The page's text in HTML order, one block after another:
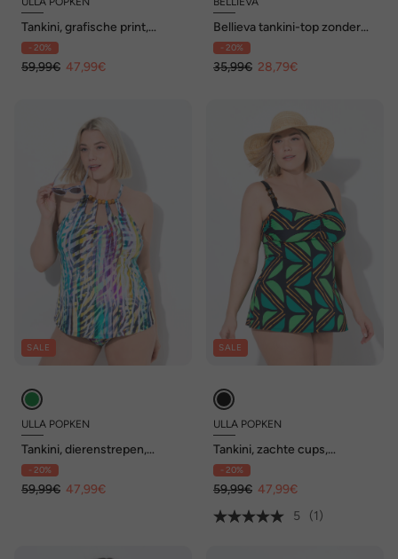
Tankini, grafische print,
zachte cups, gerecycled
- 20%
59,99€ 47,99€
Bellieva tankini-top zonder
zachte cups, stippen
- 20%
35,99€ 28,79€
SALE
ULLA POPKEN
Tankini, dierenstrepen,
zachte cups, cut-outs
- 20%
59,99€ 47,99€
SALE
ULLA POPKEN
Tankini, zachte cups,
verstelbare bandjes,
gerecycled
- 20%
59,99€ 47,99€
5
(1)